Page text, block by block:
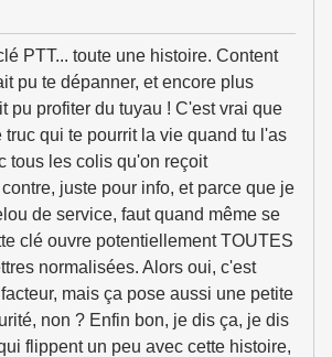
PTT... toute une histoire. Content
pu te dépanner, et encore plus
pu profiter du tuyau ! C'est vrai que
truc qui te pourrit la vie quand tu l'as
tous les colis qu'on reçoit
juste pour info, et parce que je
de service, faut quand même se
clé ouvre potentiellement TOUTES
normalisées. Alors oui, c'est
mais ça pose aussi une petite
non ? Enfin bon, je dis ça, je dis
flippent un peu avec cette histoire,